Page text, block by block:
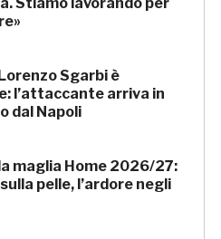
Stiamo lavorando per
Sgarbi è
l’attaccante arriva in
dal Napoli
maglia Home 2026/27:
pelle, l’ardore negli